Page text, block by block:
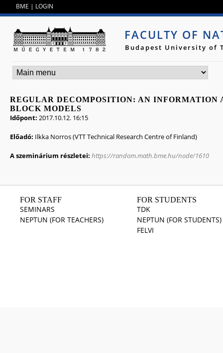
BME | LOGIN
FACULTY OF
Budapest University of
REGULAR DECOMPOSITION: AN INFORMATION
BLOCK MODELS
Időpont: 2017.10.12. 16:15
Előadó: Ilkka Norros (VTT Technical Research Centre of Finland)
A szeminárium részletei: https://random.math.bme.hu/node/1610
FOR STAFF
SEMINARS
NEPTUN (FOR TEACHERS)
FOR STUDENTS
TDK
NEPTUN (FOR STUDENTS)
FELVI